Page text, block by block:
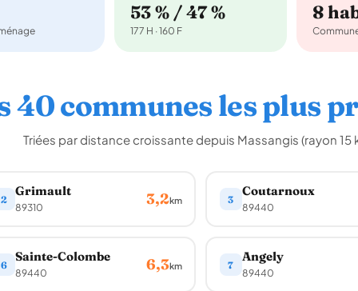
53 % / 47 %
177 H · 160 F
8
40 communes les plus
Triées par distance croissante depuis Massangis (rayon 15
2
Grimault
89310 3,2km 3
Coutarnoux
89440
6
Sainte-Colombe
89440 6,3km 7
Angely
89440